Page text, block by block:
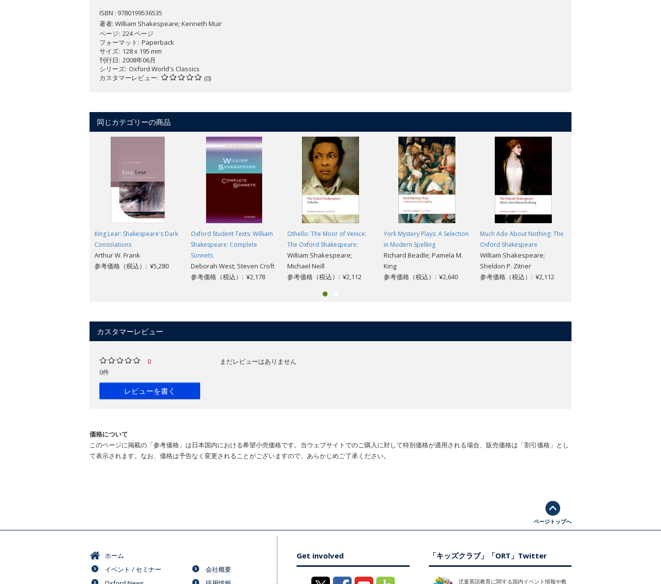
ISBN : 9780199536535
著者: William Shakespeare; Kenneth Muir
ページ 224 ページ
フォーマット
Paperback
サイズ 128 x 195 mm
刊行日 2008年06月
シリーズ Oxford World's Classics
カスタマーレビュー
(0)
同じカテゴリーの商品
King Lear: Shakespeare's Dark
Consolations
Arthur W. Frank
参考価格（税込）: ¥5,280
Oxford Student Texts: William
Shakespeare: Complete
Sonnets
Deborah West; Steven Croft
参考価格（税込）: ¥2,178
Othello: The Moor of Venice:
The Oxford Shakespeare:
William Shakespeare;
Michael Neill
参考価格（税込）: ¥2,112
York Mystery Plays: A Selection
in Modern Spelling
Richard Beadle; Pamela M.
King
参考価格（税込）: ¥2,640
Much Ado About Nothing: The
Oxford Shakespeare
William Shakespeare;
Sheldon P. Zitner
参考価格（税込）: ¥2,112
カスタマーレビュー
0
0件
レビューを書く
まだレビューはありません
価格について
このページに掲載の「参考価格」は日本国内における希望小売価格です。当ウェブサイトでのご購入に対して特別価格が適用される場合、販売価格は「割引価格」とし
て表示されます。なお、価格は予告なく変更されることがございますので、あらかじめご了承ください。
ページトップへ
ホーム
イベント / セミナー
会社概要
Get involved 「キッズクラブ」「ORT」Twitter
児童英語教育に関する国内イベント情報や教